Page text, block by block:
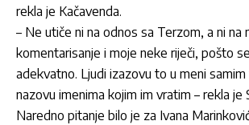
rekla je Kačavenda.
– Ne utiče ni na odnos sa Terzom, a ni na
komentarisanje i moje neke riječi, pošto
adekvatno. Ljudi izazovu to u meni
nazovu imenima kojim im vratim – rekla je
Naredno pitanje bilo je za Ivana